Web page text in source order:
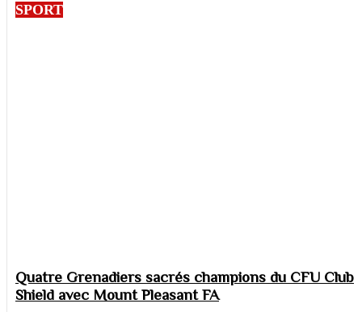
SPORT
Quatre Grenadiers sacrés champions du CFU Club
Shield avec Mount Pleasant FA